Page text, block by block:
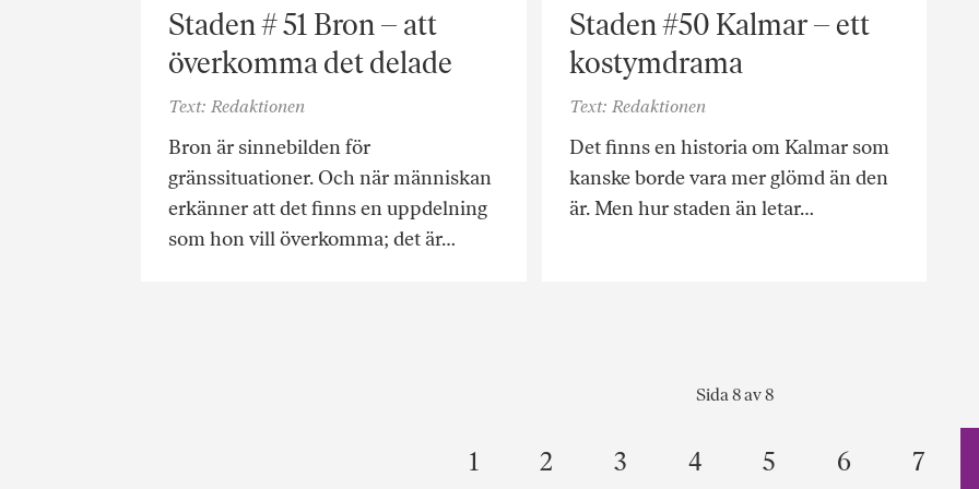
Staden # 51 Bron – att
överkomma det delade
Text: Redaktionen
Bron är sinnebilden för
gränssituationer. Och när människan
erkänner att det finns en uppdelning
som hon vill överkomma; det är…
Staden #50 Kalmar – ett
kostymdrama
Text: Redaktionen
Det finns en historia om Kalmar som
kanske borde vara mer glömd än den
är. Men hur staden än letar…
Sida 8 av 8
1 2 3 4 5 6 7